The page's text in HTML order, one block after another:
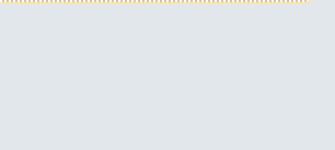
contatterò ancora in